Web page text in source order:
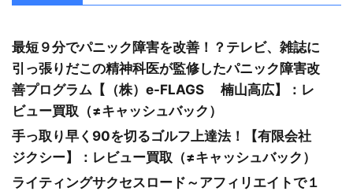
最短９分でパニック障害を改善！？テレビ、雑誌に
引っ張りだこの精神科医が監修したパニック障害改
善プログラム【（株）e-FLAGS 楠山高広】：レ
ビュー買取（≠キャッシュバック）
手っ取り早く90を切るゴルフ上達法！【有限会社
ジクシー】：レビュー買取（≠キャッシュバック）
ライティングサクセスロード～アフィリエイトで１